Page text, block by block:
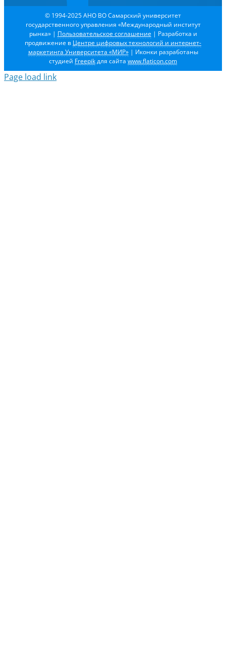
© 1994-2025 АНО ВО Самарский университет
государственного управления «Международный институт
рынка» | Пользовательское соглашение | Разработка и
продвижение в Центре цифровых технологий и интернет-
маркетинга Университета «МИР»| Иконки разработаны
студией Freepikдля сайта www.flaticon.com
Page load link